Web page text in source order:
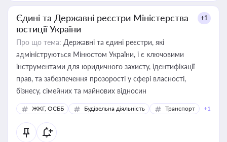
Єдині та Державні реєстри Міністерства
юстиції України
+1
Про що тема: Державні та єдині реєстри, які
адмініструються Мінюстом України, і є ключовими
інструментами для юридичного захисту, ідентифікації
прав, та забезпечення прозорості у сфері власності,
бізнесу, сімейних та майнових відносин
ЖКГ, ОСББ Будівельна діяльність Транспорт +1